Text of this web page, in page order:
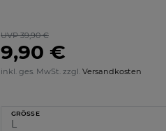
UVP 39,90 €
9,90 €
inkl. ges. MwSt. zzgl. Versandkosten
GRÖSSE